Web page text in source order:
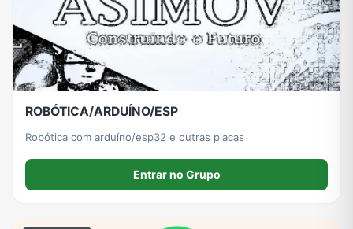
ROBÓTICA/ARDUÍNO/ESP
Robótica com arduíno/esp32 e outras placas
Entrar no Grupo